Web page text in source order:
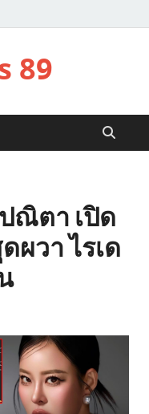
89
ณิตา เปิด
ผวา ไรเด